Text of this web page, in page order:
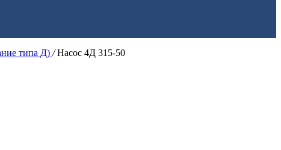
типа Д) / Насос 4Д 315-50